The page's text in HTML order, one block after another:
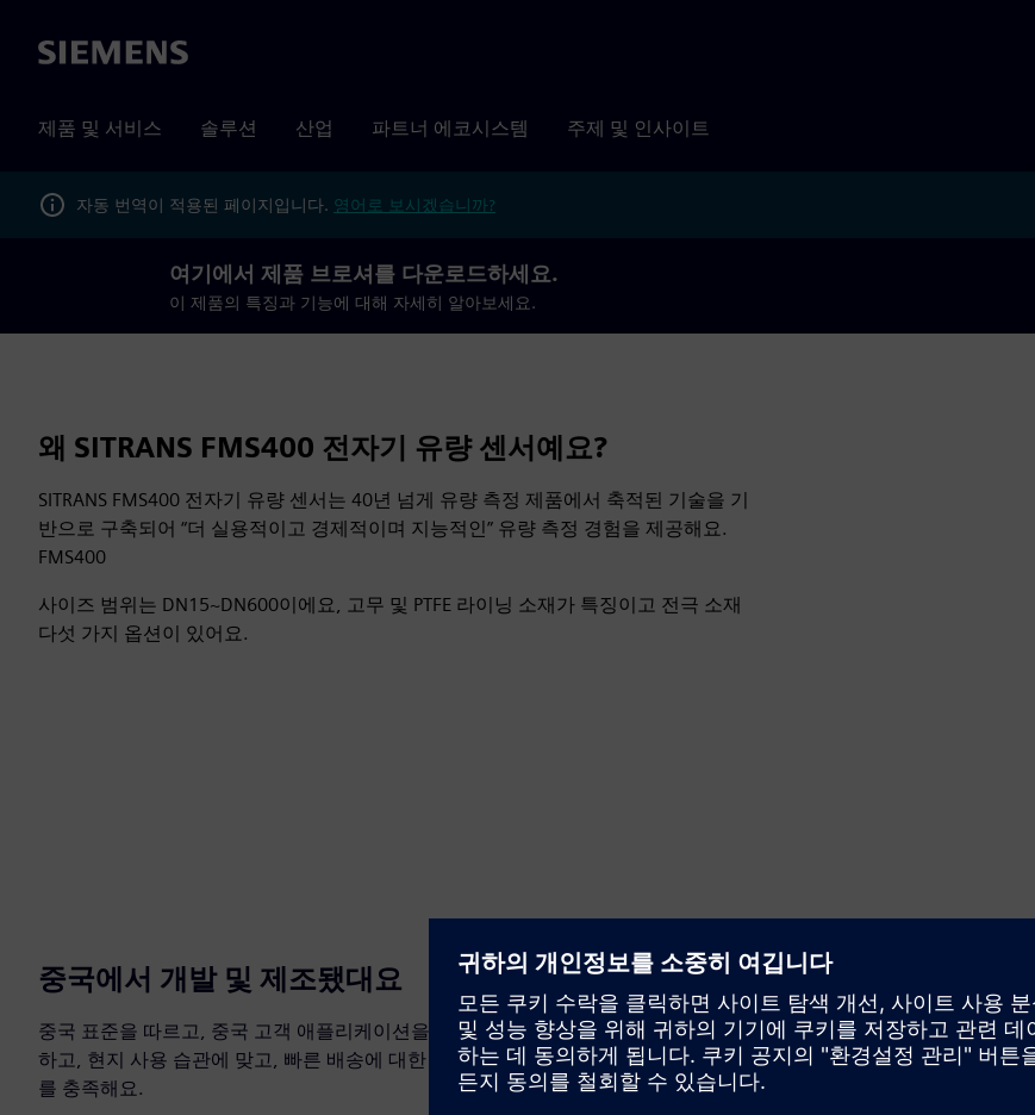
Siemens
제품 및 서비스 솔루션 산업 파트너 에코시스템 주제 및 인사이트
자동 번역이 적용된 페이지입니다. 영어로 보시겠습니까?
여기에서 제품 브로셔를 다운로드하세요.
이 제품의 특징과 기능에 대해 자세히 알아보세요.
왜 SITRANS FMS400 전자기 유량 센서예요?
SITRANS FMS400 전자기 유량 센서는 40년 넘게 유량 측정 제품에서 축적된 기술을 기
반으로 구축되어 “더 실용적이고 경제적이며 지능적인” 유량 측정 경험을 제공해요.
FMS400
사이즈 범위는 DN15~DN600이에요, 고무 및 PTFE 라이닝 소재가 특징이고 전극 소재
다섯 가지 옵션이 있어요.
중국에서 개발 및 제조됐대요
중국 표준을 따르고, 중국 고객 애플리케이션을 대상으로
하고, 현지 사용 습관에 맞고, 빠른 배송에 대한 고객 요구
를 충족해요.
정확성과 지능
두 가지 측정 정확도, 즉 ± 0.3% 와 ± 0.5% 를 제공해요.모
듈식 통신 기술은 HART, 모드버스, 프로피넷, 프로피버스
DP/PA, 이더넷/IP 등 여러 프로토콜을 지원해요.